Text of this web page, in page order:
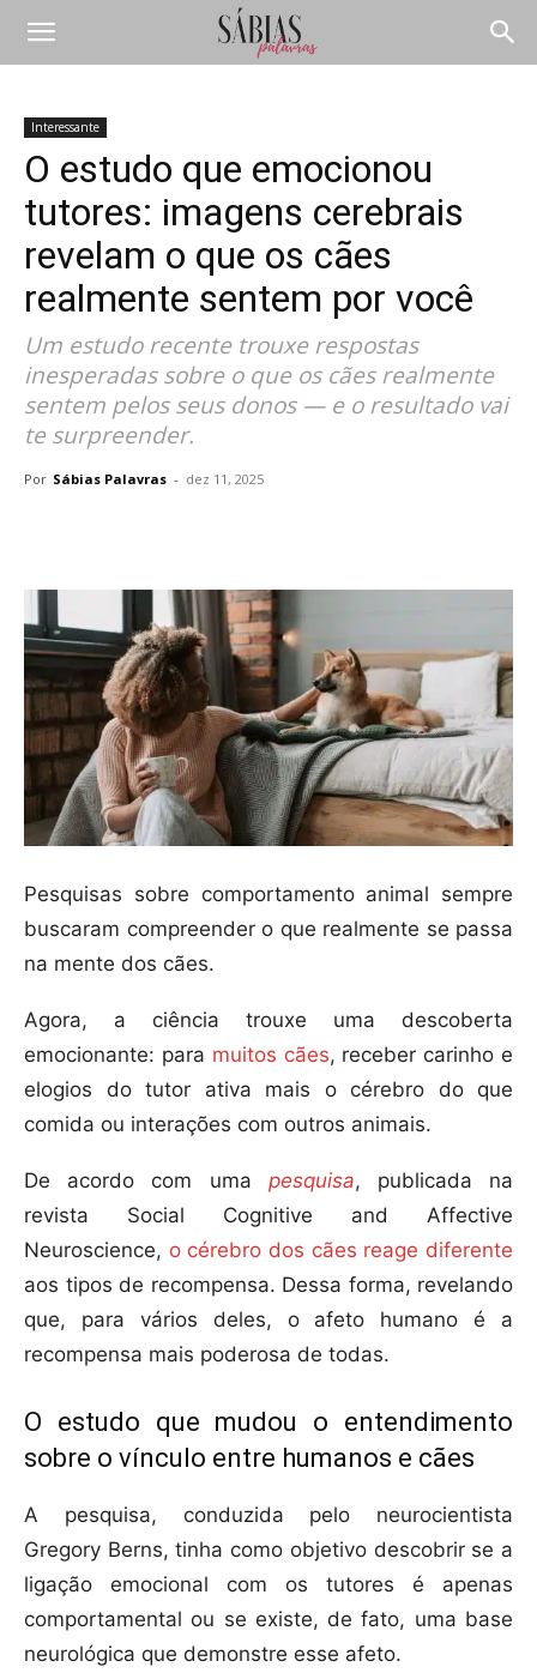
Interessante
O estudo que emocionou
tutores: imagens cerebrais
revelam o que os cães
realmente sentem por você
Um estudo recente trouxe respostas
inesperadas sobre o que os cães realmente
sentem pelos seus donos — e o resultado vai
te surpreender.
Por Sábias Palavras - dez 11, 2025
Pesquisas sobre comportamento animal sempre
buscaram compreender o que realmente se passa
na mente dos cães.
Agora, a ciência trouxe uma descoberta
emocionante: para muitos cães, receber carinho e
elogios do tutor ativa mais o cérebro do que
comida ou interações com outros animais.
De acordo com uma pesquisa, publicada na
revista Social Cognitive and Affective
Neuroscience, o cérebro dos cães reage diferente
aos tipos de recompensa. Dessa forma, revelando
que, para vários deles, o afeto humano é a
recompensa mais poderosa de todas.
O estudo que mudou o entendimento
sobre o vínculo entre humanos e cães
A pesquisa, conduzida pelo neurocientista
Gregory Berns, tinha como objetivo descobrir se a
ligação emocional com os tutores é apenas
comportamental ou se existe, de fato, uma base
neurológica que demonstre esse afeto.